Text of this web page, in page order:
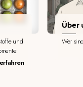
und
Über
Wer